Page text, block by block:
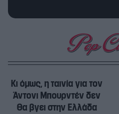
Κι όμως, η ταινία για τον
Άντονι Μπουρντέν δεν
θα βγει στην Ελλάδα